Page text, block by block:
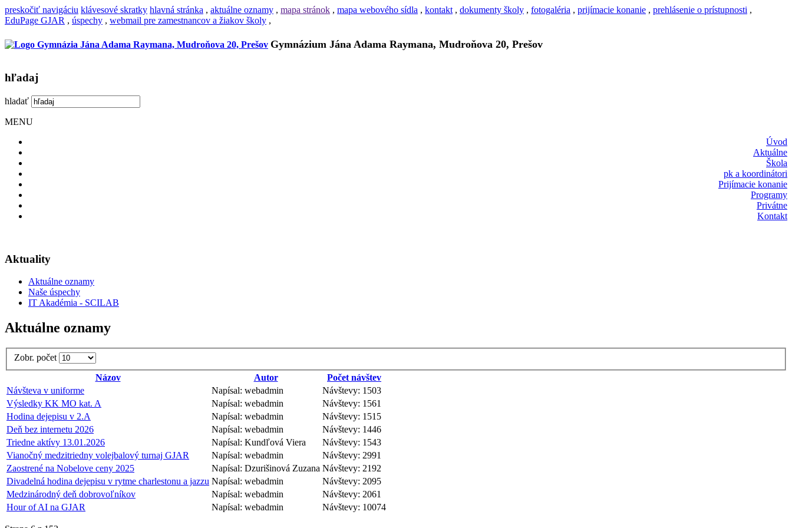
preskočiť navigáciu klávesové skratky hlavná stránka , aktuálne oznamy , mapa stránok , mapa webového sídla , kontakt , dokumenty školy , fotogaléria , prijímacie konanie , prehlásenie o prístupnosti ,
EduPage GJAR , úspechy , webmail pre zamestnancov a žiakov školy ,
Gymnázium Jána Adama Raymana, Mudroňova 20, Prešov
hľadaj
hladať
MENU
Úvod
Aktuálne
Škola
pk a koordinátori
Prijímacie konanie
Programy
Privátne
Kontakt
Aktuality
Aktuálne oznamy
Naše úspechy
IT Akadémia - SCILAB
Aktuálne oznamy
Zobr. počet
Názov
Autor
Počet návštev
Návšteva v uniforme
Napísal: webadmin
Návštevy: 1503
Výsledky KK MO kat. A
Napísal: webadmin
Návštevy: 1561
Hodina dejepisu v 2.A
Napísal: webadmin
Návštevy: 1515
Deň bez internetu 2026
Napísal: webadmin
Návštevy: 1446
Triedne aktívy 13.01.2026
Napísal: Kundľová Viera
Návštevy: 1543
Vianočný medzitriedny volejbalový turnaj GJAR
Napísal: webadmin
Návštevy: 2991
Zaostrené na Nobelove ceny 2025
Napísal: Dzurišinová Zuzana Návštevy: 2192
Divadelná hodina dejepisu v rytme charlestonu a jazzu Napísal: webadmin
Návštevy: 2095
Medzinárodný deň dobrovoľníkov
Napísal: webadmin
Návštevy: 2061
Hour of AI na GJAR
Napísal: webadmin Návštevy: 10074